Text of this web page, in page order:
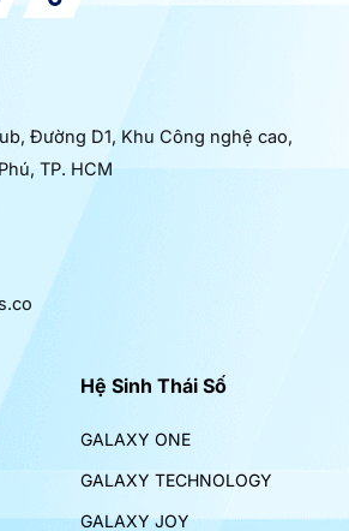
Đường D1, Khu Công nghệ cao,
TP. HCM
Hệ Sinh Thái Số
GALAXY ONE
GALAXY TECHNOLOGY
GALAXY JOY